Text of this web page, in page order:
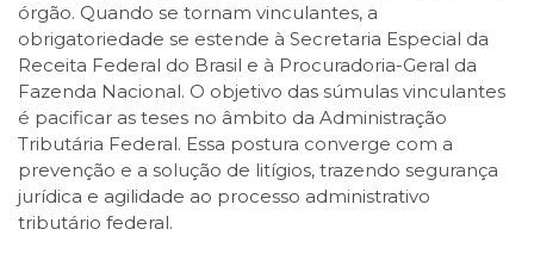
órgão. Quando se tornam vinculantes, a
obrigatoriedade se estende à Secretaria Especial da
Receita Federal do Brasil e à Procuradoria-Geral da
Fazenda Nacional. O objetivo das súmulas vinculantes
é pacificar as teses no âmbito da Administração
Tributária Federal. Essa postura converge com a
prevenção e a solução de litígios, trazendo segurança
jurídica e agilidade ao processo administrativo
tributário federal.